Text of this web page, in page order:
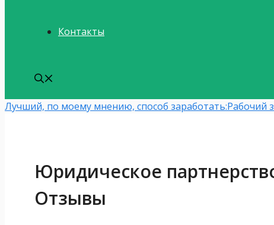
Контакты
Лучший, по моему мнению, способ заработать:Рабочий
Юридическое
Отзывы